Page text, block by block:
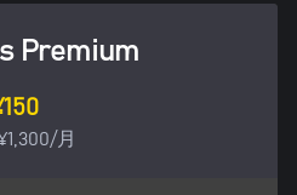
Premium
月